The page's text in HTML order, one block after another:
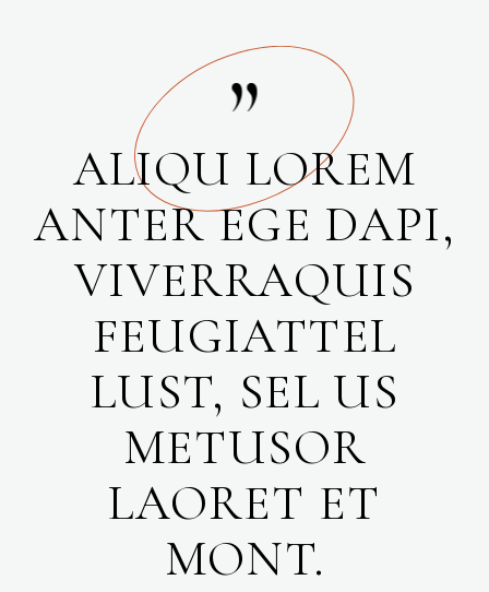
ALIQU LOREM
ANTER EGE DAPI,
VIVERRAQUIS
FEUGIATTEL
LUST, SEL US
METUSOR
LAORET ET
MONT.